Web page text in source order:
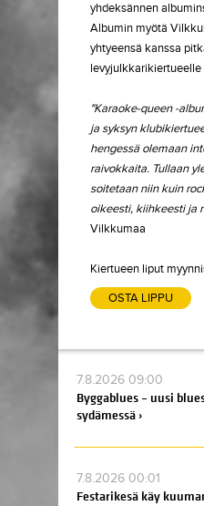
yhdeksännen
Albumin myötä
yhtyeensä kanssa
levyjulkkarikiertueelle
"Karaoke-queen -
ja syksyn
hengessä olemaan
raivokkaita. Tullaan
soitetaan niin kuin
oikeesti, kiihkeesti ja
Vilkkumaa
Kiertueen liput
OSTA LIPPU
7.8.2026 09:00
Byggablues – uusi
sydämessä ›
7.8.2026 00:01
Festarikesä käy